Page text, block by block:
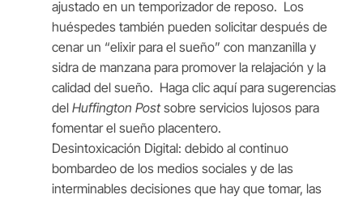
ajustado en un temporizador de reposo. Los
huéspedes también pueden solicitar después de
cenar un “elixir para el sueño” con manzanilla y
sidra de manzana para promover la relajación y la
calidad del sueño. Haga clic aquí para sugerencias
del Huffington Postsobre servicios lujosos para
fomentar el sueño placentero.
Desintoxicación Digital: debido al continuo
bombardeo de los medios sociales y de las
interminables decisiones que hay que tomar, las